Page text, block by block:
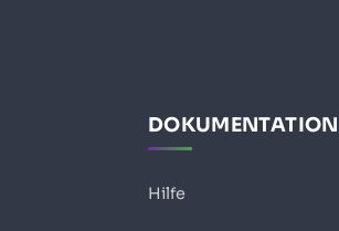
DOKUMENTATION
Hilfe